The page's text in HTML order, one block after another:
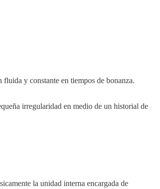
y constante en tiempos de bonanza.
irregularidad en medio de un historial de
la unidad interna encargada de